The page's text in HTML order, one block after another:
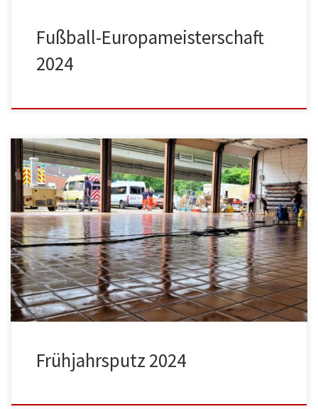
Fußball-Europameisterschaft
2024
Frühjahrsputz 2024